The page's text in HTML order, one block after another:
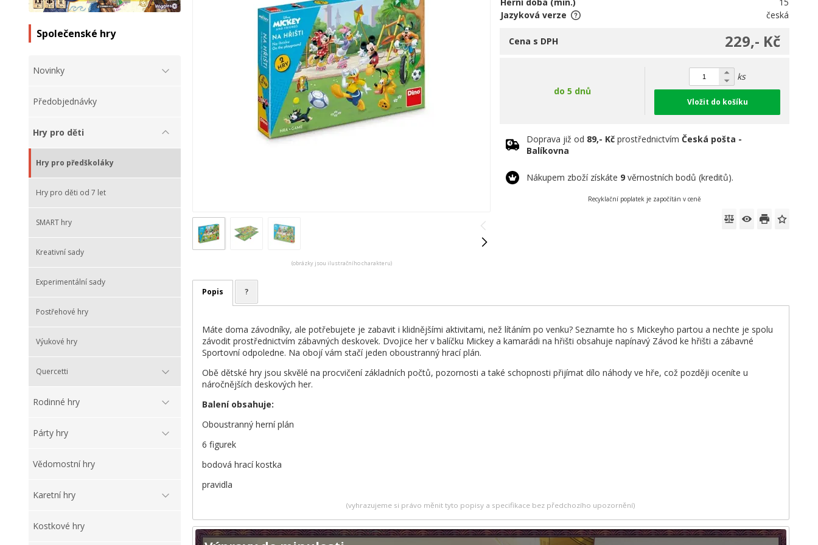
Společenské hry
Novinky
Předobjednávky
Hry pro děti
Hry pro předškoláky
Hry pro děti od 7 let
SMART hry
Kreativní sady
Experimentální sady
Postřehové hry
Výukové hry
Quercetti
Rodinné hry
Párty hry
Vědomostní hry
Karetní hry
Kostkové hry
(obrázky jsou ilustračního charakteru)
Herní doba (min.)
15
Jazyková verze
česká
229,- Kč
Cena s DPH
do 5 dnů
ks
Vložit do košíku
Doprava již od 89,- Kč prostřednictvímČeská pošta -
Balíkovna
Nákupem zboží získáte 9 věrnostních bodů (kreditů).
Recyklační poplatek je započítán v ceně
Popis ?
Máte doma závodníky, ale potřebujete je zabavit i klidnějšími aktivitami, než lítáním po venku? Seznamte ho s Mickeyho partou a nechte je spolu
závodit prostřednictvím zábavných deskovek. Dvojice her v balíčku Mickey a kamarádi na hřišti obsahuje napínavý Závod ke hřišti a zábavné
Sportovní odpoledne. Na obojí vám stačí jeden oboustranný hrací plán.
Obě dětské hry jsou skvělé na procvičení základních počtů, pozornosti a také schopnosti přijímat dílo náhody ve hře, což později oceníte u
náročnějších deskových her.
Balení obsahuje:
Oboustranný herní plán
6 figurek
bodová hrací kostka
pravidla
(vyhrazujeme si právo měnit tyto popisy a specifikace bez předchozího upozornění)